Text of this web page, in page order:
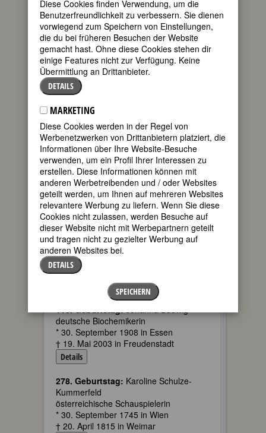
Fembiographie zu Pierina Legnani
140. Geburtstag:Nora Stanton Blatch
(de Forest) Barney
US-amerikanische Frauenrechtlerin,
Ingenieurin, Architektin
* 30. September 1883 in Basingstoke
UK
† 18. Januar 1971 in Greenwich Ct
Details
Fembiographie zu Nora Stanton Blatch
(de Forest) Barney
120. Geburtstag:Claude Arrieu
französische Komponistin und Pianistin
* 30. September 1903 in Paris
† 07. März 1990 in ebd.
Details
120. Geburtstag:Alice Elisabeth Minna
Orlowski, geb. Elling
deutsche KZ-Aufseherin
* 30. September 1903 in Berlin
† 21. Mai 1976 in Deutschland
115. Geburtstag:Johanna Budwig
deutsche Biochemikerin
* 30. September 1908 in Essen
† 19. Mai 2003 in Freudenstadt
Details
278. Geburtstag: Karoline Schulze-
Kummerfeld
österreichische Schauspielerin
* 30. September 1745 in Wien
† 20. April 1815 in Weimar
Diese Cookies finden Verwendung, um die
Benutzerfreundlichkeit zu verbessern. Sie dienen
vorwiegend zum Speichern von Einstellungen,
die du bei früheren Besuchen der Website
gemacht hast. Ohne diese Cookies stehen dir
einige Features nicht zur Verfügung. Keine
Übermittlung an Drittanbieter.
DETAILS
MARKETING
Diese Cookies werden in der Regel von
Werbenetzwerken von Drittanbietern platziert, die
Informationen über Ihre Website-Besuche
verwenden, um ein Profil Ihrer Interessen zu
erstellen. Diese Informationen können mit
anderen Werbetreibenden und / oder Websites
geteilt werden, um Ihnen auf mehreren Websites
relevantere Werbung zu liefern. Wenn Sie diese
Cookies nicht zulassen, werden Besuche auf
dieser Website nicht mit Werbepartnern geteilt
und tragen nicht zu gezielter Werbung auf
anderen Websites bei.
DETAILS
SPEICHERN